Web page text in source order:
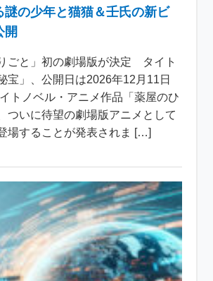
謎の少年と猫猫＆壬氏の新ビ
開
ごと」初の劇場版が決定 タイト
宝」、公開日は2026年12月11日
イトノベル・アニメ作品「薬屋のひ
ついに待望の劇場版アニメとして
場することが発表されま […]